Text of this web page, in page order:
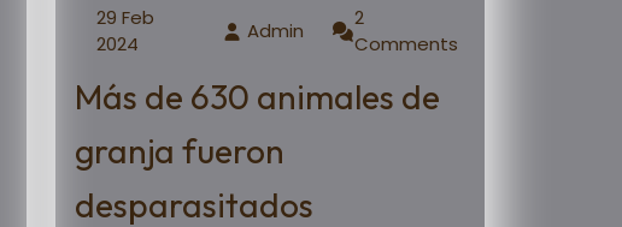
29 Feb
2024
Admin
2
Comments
Más de 630 animales de
granja fueron
desparasitados